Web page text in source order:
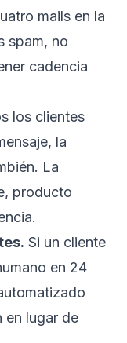
mails en la
spam, no
cadencia
los clientes
la
La
producto
Si un cliente
en 24
en lugar de